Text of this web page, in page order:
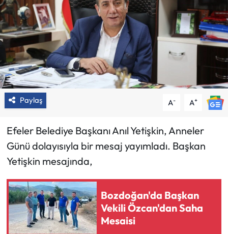
Paylaş A- A+
Efeler Belediye Başkanı Anıl Yetişkin, Anneler
Günü dolayısıyla bir mesaj yayımladı. Başkan
Yetişkin mesajında,
Bozdoğan'da Başkan
Vekili Özcan'dan Saha
Mesaisi